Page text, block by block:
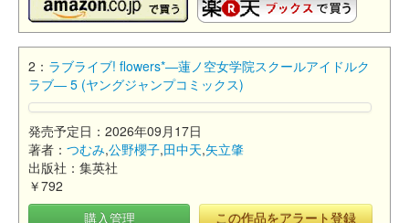
2： ラブライブ! flowers*―蓮ノ空女学院スクールアイドルク
ラブ― 5 (ヤングジャンプコミックス)
発売予定日：2026年09月17日
著者： つむみ,公野櫻子,田中天,矢立肇
出版社：集英社
￥792
購入管理
この作品をアラート登録